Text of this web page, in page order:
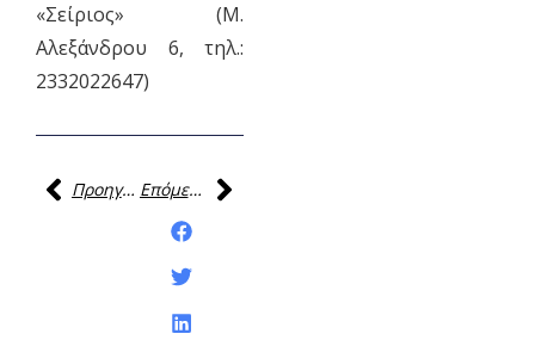
«Σείριος» (Μ.
Αλεξάνδρου 6, τηλ.:
2332022647)
Προηγούμενη
Επόμενη